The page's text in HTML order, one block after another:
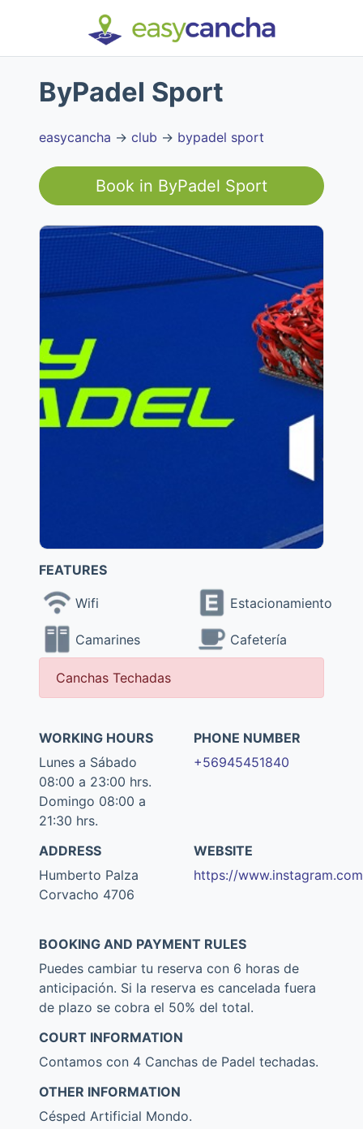
ByPadel Sport
easycancha → club → bypadel sport
Book in ByPadel Sport
FEATURES
Wifi Estacionamiento
Camarines Cafetería
Canchas Techadas
WORKING HOURS
Lunes a Sábado
08:00 a 23:00 hrs.
Domingo 08:00 a
21:30 hrs.
PHONE NUMBER
+56945451840
ADDRESS
Humberto Palza
Corvacho 4706
WEBSITE
https://
BOOKING AND PAYMENT RULES
Puedes cambiar tu reserva con 6 horas de
anticipación. Si la reserva es cancelada fuera
de plazo se cobra el 50% del total.
COURT INFORMATION
Contamos con 4 Canchas de Padel techadas.
OTHER INFORMATION
Césped Artificial Mondo.